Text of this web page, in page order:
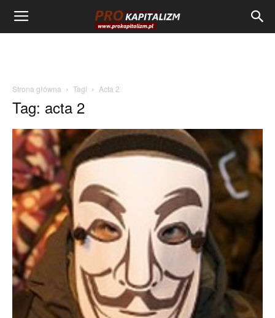
Strona główna Tagi Acta 2
Tag: acta 2